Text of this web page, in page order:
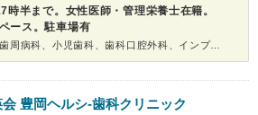
半まで。女性医師・管理栄養士在籍。
ース。駐車場有
診療科：歯科、矯正歯科、歯周病科、小児歯科、歯科口腔外科、インプラント
豊岡ヘルシ-歯科クリニック